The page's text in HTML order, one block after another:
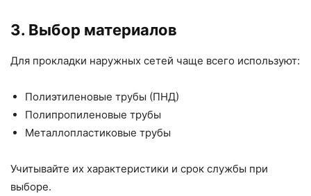
3. Выбор материалов
Для прокладки наружных сетей чаще всего используют:
Полиэтиленовые трубы (ПНД)
Полипропиленовые трубы
Металлопластиковые трубы
Учитывайте их характеристики и срок службы при
выборе.